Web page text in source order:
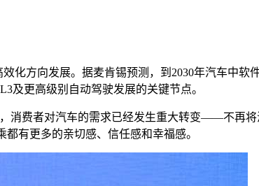
化方向发展。据麦肯锡预测，到2030年汽车中软
及更高级别自动驾驶发展的关键节点。
消费者对汽车的需求已经发生重大转变——不再将
有更多的亲切感、信任感和幸福感。